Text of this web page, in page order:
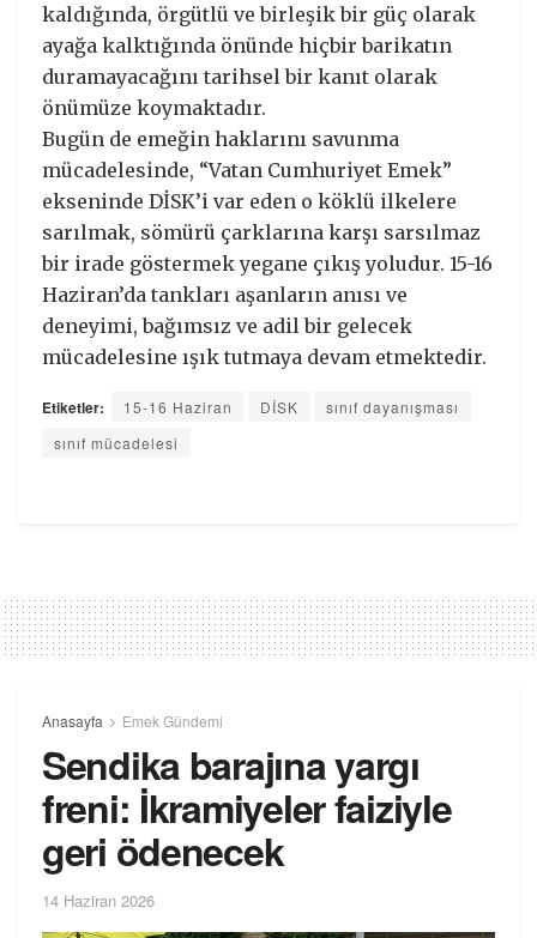
kaldığında, örgütlü ve birleşik bir güç olarak
ayağa kalktığında önünde hiçbir barikatın
duramayacağını tarihsel bir kanıt olarak
önümüze koymaktadır.
Bugün de emeğin haklarını savunma
mücadelesinde, “Vatan Cumhuriyet Emek”
ekseninde DİSK’i var eden o köklü ilkelere
sarılmak, sömürü çarklarına karşı sarsılmaz
bir irade göstermek yegane çıkış yoludur. 15-16
Haziran’da tankları aşanların anısı ve
deneyimi, bağımsız ve adil bir gelecek
mücadelesine ışık tutmaya devam etmektedir.
Etiketler: 15-16 Haziran DİSK
sınıf dayanışması
sınıf mücadelesi
Anasayfa Emek Gündemi
Sendika barajına yargı
freni: İkramiyeler faiziyle
geri ödenecek
14 Haziran 2026